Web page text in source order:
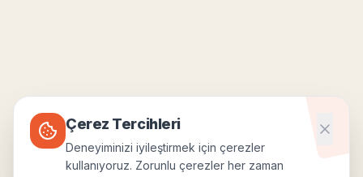
Çerez Tercihleri
Deneyiminizi iyileştirmek için çerezler
kullanıyoruz. Zorunlu çerezler her zaman